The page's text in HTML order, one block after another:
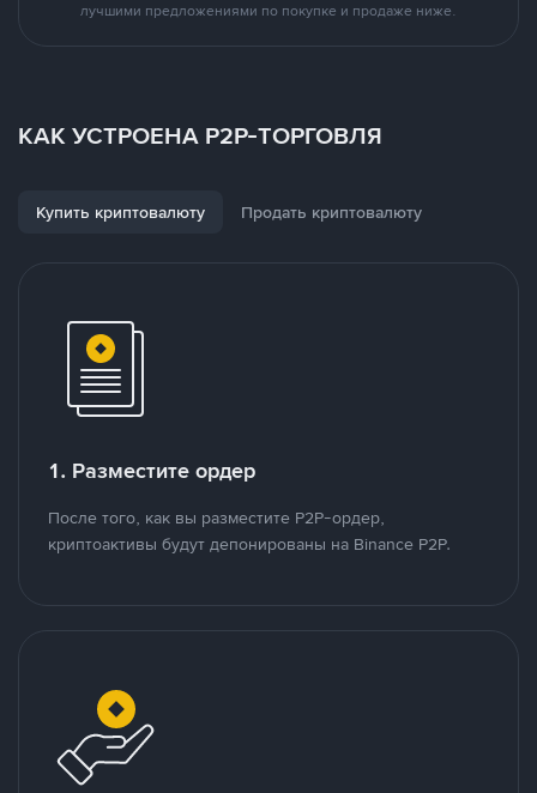
лучшими предложениями по покупке и продаже ниже.
КАК УСТРОЕНА P2P-ТОРГОВЛЯ
Купить криптовалюту Продать криптовалюту
1. Разместите ордер
После того, как вы разместите P2P-ордер,
криптоактивы будут депонированы на Binance P2P.